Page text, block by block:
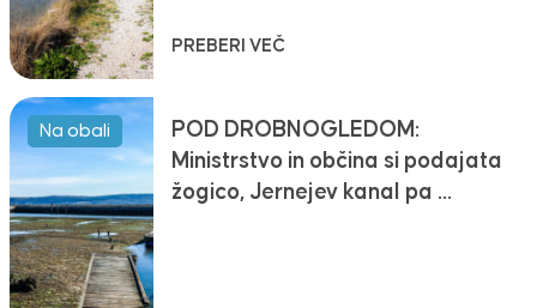
PREBERI VEČ
Na obali
POD DROBNOGLEDOM:
Ministrstvo in občina si podajata
žogico, Jernejev kanal pa …